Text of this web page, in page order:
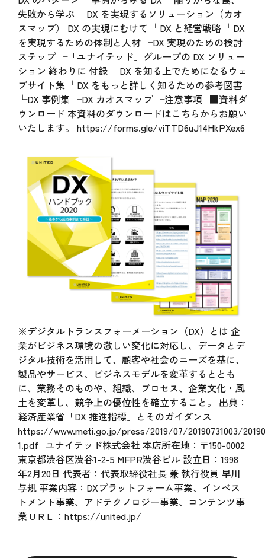
失敗から学ぶ └DX を実現するソリューション（カオ
スマップ） DX の実現にむけて └DX と経営戦略 └DX
を実現するための体制と人材 └DX 実現のための検討
ステップ └「ユナイテッド」グループの DX ソリュー
ション 終わりに 付録 └DX を知る上でためになるウェ
ブサイト集 └DX をもっと詳しく知るための参考図書
└DX 事例集 └DX カオスマップ └注意事項 ■資料ダ
ウンロード 本資料のダウンロードはこちらからお願い
いたします。 https://forms.gle/viTTD6uJ14HkPXex6
※デジタルトランスフォーメーション（DX）とは 企
業がビジネス環境の激しい変化に対応し、データとデ
ジタル技術を活用して、顧客や社会のニーズを基に、
製品やサービス、ビジネスモデルを変革するととも
に、業務そのものや、組織、プロセス、企業文化・風
土を変革し、競争上の優位性を確立すること。 出典：
経済産業省「DX 推進指標」とそのガイダンス
https://www.meti.go.jp/press/2019/07/20190731003/
1.pdf ユナイテッド株式会社 本店所在地：〒150-0002
東京都渋谷区渋谷1-2-5 MFPR渋谷ビル 設立日：1998
年2月20日 代表者：代表取締役社長 兼 執行役員 早川
与規 事業内容：DXプラットフォーム事業、インベス
トメント事業、アドテクノロジー事業、コンテンツ事
業 U R L ： https://united.jp/